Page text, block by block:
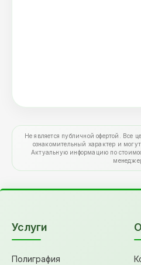
Не является публичной офертой. Все
ознакомительный характер и
Актуальную информацию по
Услуги
Полиграфия